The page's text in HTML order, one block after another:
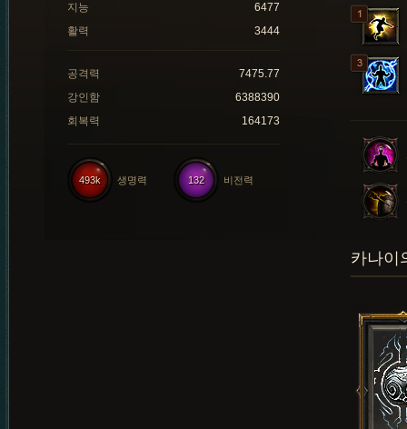
지능
6477
활력
3444
공격력
7475.77
강인함
6388390
회복력
164173
132 비전력
493k 생명력
카나이